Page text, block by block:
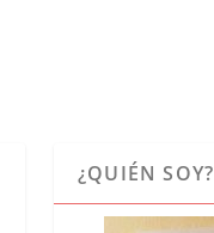
¿QUIÉN SOY?